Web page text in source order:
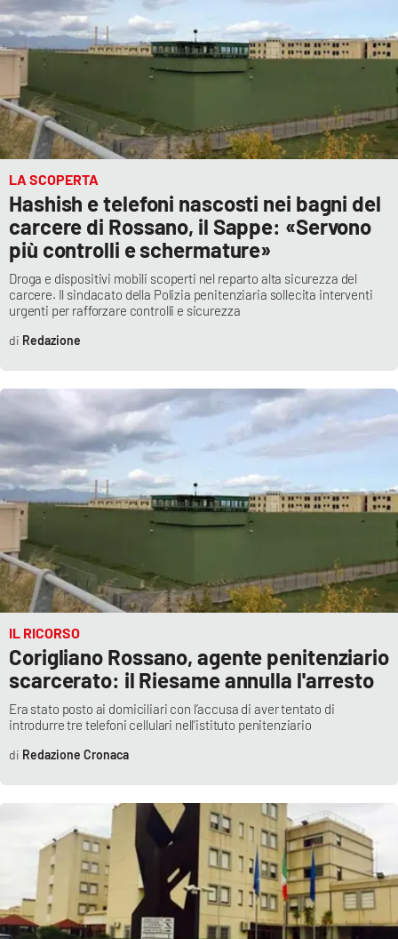
Venti di comunicazione
STREAMING
LaC TV
LaC Network
LaC OnAir
EDIZIONI
LOCALI
Catanzaro
Crotone
Vibo Valentia
Reggio Calabria
Cosenza
Lamezia Terme
PROGETTI
SPECIALI
Buona Sanità Calabria
CALABRIAVISIONE
Eventi
Food
Storie
LA SCOPERTA
Hashish e telefoni nascosti nei bagni del
carcere di Rossano, il Sappe: «Servono
più controlli e schermature»
Droga e dispositivi mobili scoperti nel reparto alta sicurezza del
carcere. Il sindacato della Polizia penitenziaria sollecita interventi
urgenti per rafforzare controlli e sicurezza
Redazione
IL RICORSO
Corigliano Rossano, agente penitenziario
scarcerato: il Riesame annulla l'arresto
Era stato posto ai domiciliari con l’accusa di aver tentato di
introdurre tre telefoni cellulari nell’istituto penitenziario
Redazione Cronaca